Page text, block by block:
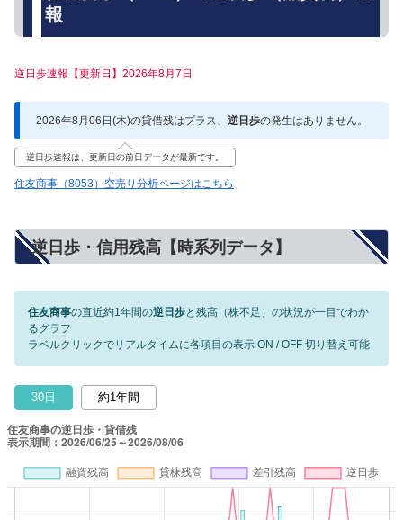
報
逆日歩速報【更新日】2026年8月7日
2026年8月06日(木)の貸借残はプラス、 逆日歩の発生はありません。
逆日歩速報は、更新日の前日データが最新です。
住友商事（8053）空売り分析ページはこちら
逆日歩・信用残高【時系列データ】
住友商事の直近約1年間の逆日歩と残高（株不足）の状況が一目でわか
るグラフ
ラベルクリックでリアルタイムに各項目の表示 ON / OFF 切り替え可能
30日 約1年間